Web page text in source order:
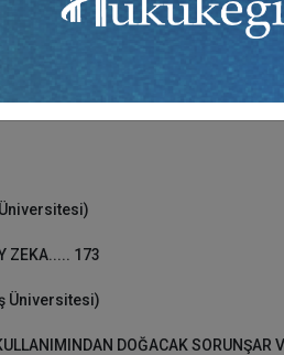
TAKSİTLE SATIM
ZEKA..... 173
Üniversitesi)
DOĞACAK SORUNŞAR